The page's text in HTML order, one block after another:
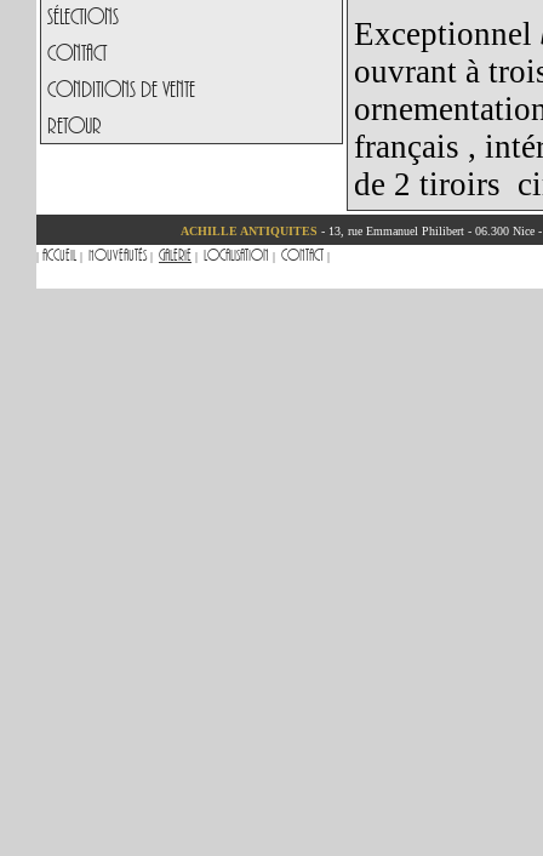
Sélections
Contact
Conditions de vente
Retour
Exceptionnel
ouvrant à
français ,
de 2 tiroirs
ACHILLE ANTIQUITES - 13, rue Emmanuel Philibert - 06.300
| Accueil | Nouveautés| Galerie | Localisation | Contact |